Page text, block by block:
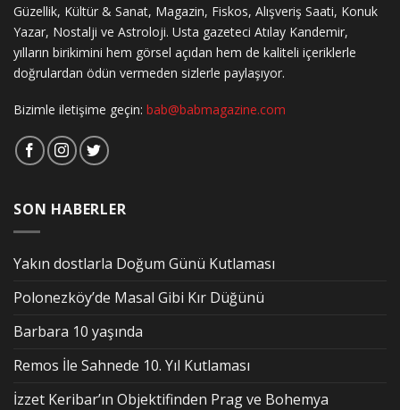
Güzellik, Kültür & Sanat, Magazin, Fiskos, Alışveriş Saati, Konuk
Yazar, Nostalji ve Astroloji. Usta gazeteci Atılay Kandemir,
yılların birikimini hem görsel açıdan hem de kaliteli içeriklerle
doğrulardan ödün vermeden sizlerle paylaşıyor.
Bizimle iletişime geçin: bab@babmagazine.com
SON HABERLER
Yakın dostlarla Doğum Günü Kutlaması
Polonezköy’de Masal Gibi Kır Düğünü
Barbara 10 yaşında
Remos İle Sahnede 10. Yıl Kutlaması
İzzet Keribar’ın Objektifinden Prag ve Bohemya